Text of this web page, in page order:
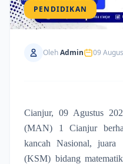
PENDIDIKAN
OlehAdmin 09
Cianjur, 09 Agustus
(MAN) 1 Cianjur
kancah Nasional, juara
(KSM) bidang